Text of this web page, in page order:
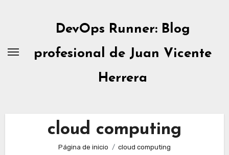
DevOps Runner: Blog
profesional de Juan Vicente
Herrera
cloud computing
Página de inicio cloud computing